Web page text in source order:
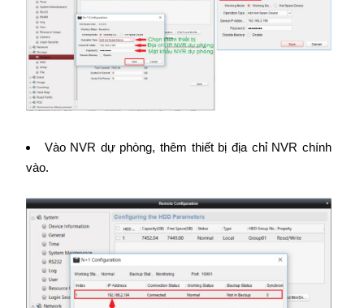
Vào NVR dự phòng, thêm thiết bị địa chỉ NVR chính
vào.